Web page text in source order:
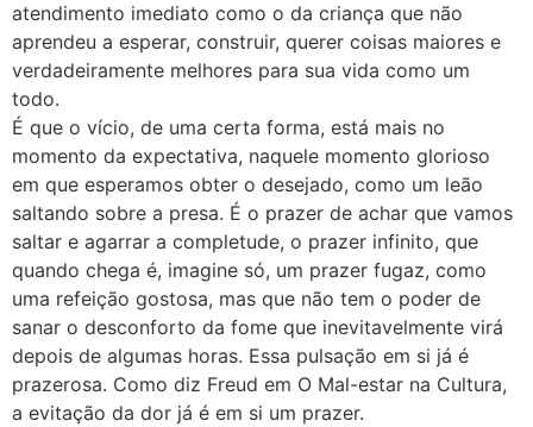
atendimento imediato como o da criança que não
aprendeu a esperar, construir, querer coisas maiores e
verdadeiramente melhores para sua vida como um
todo.
É que o vício, de uma certa forma, está mais no
momento da expectativa, naquele momento glorioso
em que esperamos obter o desejado, como um leão
saltando sobre a presa. É o prazer de achar que vamos
saltar e agarrar a completude, o prazer infinito, que
quando chega é, imagine só, um prazer fugaz, como
uma refeição gostosa, mas que não tem o poder de
sanar o desconforto da fome que inevitavelmente virá
depois de algumas horas. Essa pulsação em si já é
prazerosa. Como diz Freud em O Mal-estar na Cultura,
a evitação da dor já é em si um prazer.